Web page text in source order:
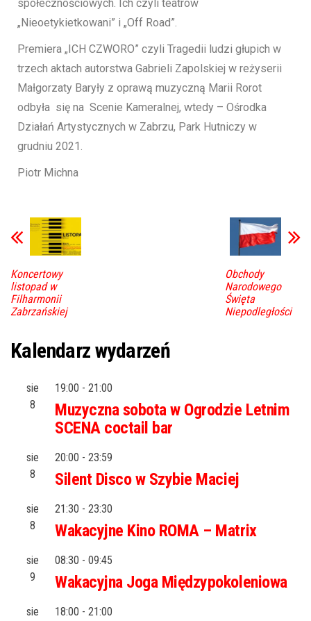
społecznościowych. Ich czyli teatrów
„Nieoetykietkowani” i „Off Road”.
Premiera „ICH CZWORO” czyli Tragedii ludzi głupich w
trzech aktach autorstwa Gabrieli Zapolskiej w reżyserii
Małgorzaty Baryły z oprawą muzyczną Marii Rorot
odbyła się na Scenie Kameralnej, wtedy – Ośrodka
Działań Artystycznych w Zabrzu, Park Hutniczy w
grudniu 2021.
Piotr Michna
Koncertowy
listopad w
Filharmonii
Zabrzańskiej
Obchody
Narodowego
Święta
Niepodległości
Kalendarz wydarzeń
sie
8
19:00 - 21:00
Muzyczna sobota w Ogrodzie Letnim
SCENA coctail bar
sie
8
20:00 - 23:59
Silent Disco w Szybie Maciej
sie
8
21:30 - 23:30
Wakacyjne Kino ROMA – Matrix
sie
9
08:30 - 09:45
Wakacyjna Joga Międzypokoleniowa
sie
18:00 - 21:00